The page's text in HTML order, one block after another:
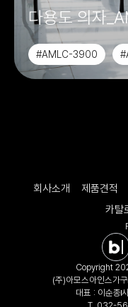
다용도 의자
#AMLC-3900
#AACH-ST202
회사소개 제품견적
카탈
Copyright
(주)아모스아인스가구
대표 : 이순종